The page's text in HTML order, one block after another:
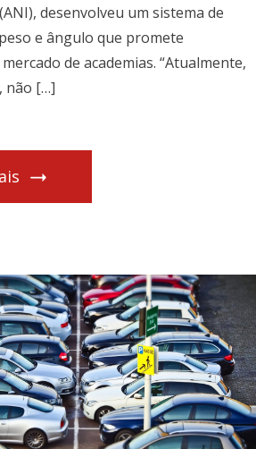
desenvolveu um sistema de
e ângulo que promete
de academias. “Atualmente,
não […]